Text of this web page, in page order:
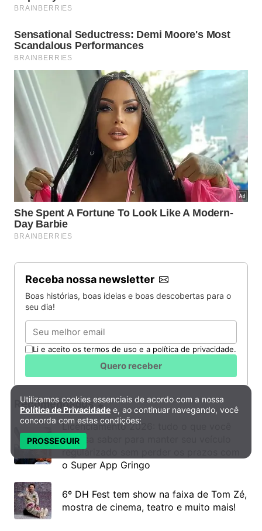
Receba nossa newsletter
Boas histórias, boas ideias e boas descobertas para o
seu dia!
Email
Li e aceito os termos de uso e a política de privacidade.
Quero receber
Recomendados
Licenciamento 2026: tudo o que você
precisa saber para manter seu veículo
regularizado sem perder os prazos com
o Super App Gringo
6º DH Fest tem show na faixa de Tom Zé,
mostra de cinema, teatro e muito mais!
Política de Privacidade e Cookies
Utilizamos cookies essenciais de acordo com a nossa
Política de Privacidade e, ao continuar navegando, você
concorda com estas condições:
PROSSEGUIR